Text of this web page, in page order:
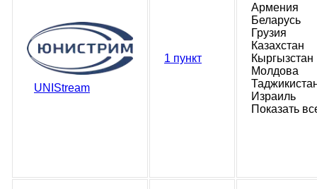
UNIStream
1 пункт
Армения
Беларусь
Грузия
Казахстан
Кыргызстан
Молдова
Израиль
Показать